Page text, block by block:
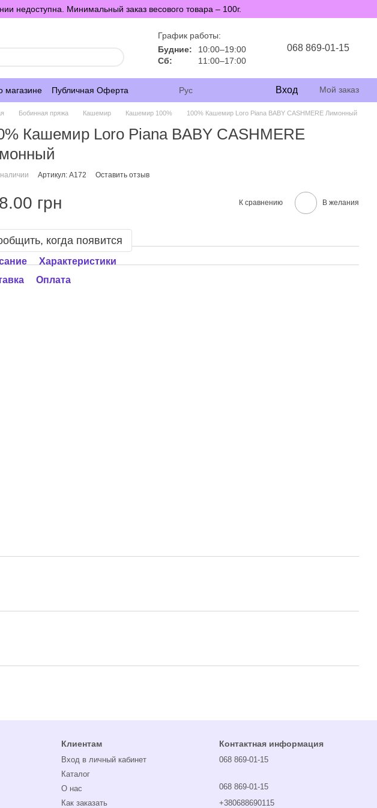
недоступна. Минимальный заказ весового товара – 100г.
График работы:
Будние:
10:00–19:00
Сб:
11:00–17:00
068 869-01-15
магазине Публичная Оферта Рус Вход Мой заказ
Бобинная пряжа Кашемир Кашемир 100% 100% Кашемир Loro Piana BABY CASHMERE Лимонный
Кашемир Loro Piana BABY CASHMERE
Артикул: A172 Оставить отзыв
грн К сравнению В желания
когда появится
Характеристики
Оплата
Клиентам
Вход в личный кабинет
Каталог
О нас
Как заказать
Контактная информация
068 869-01-15
068 869-01-15
+380688690115